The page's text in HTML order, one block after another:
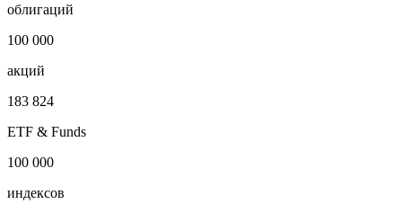
облигаций
100 000
акций
183 824
ETF & Funds
100 000
индексов